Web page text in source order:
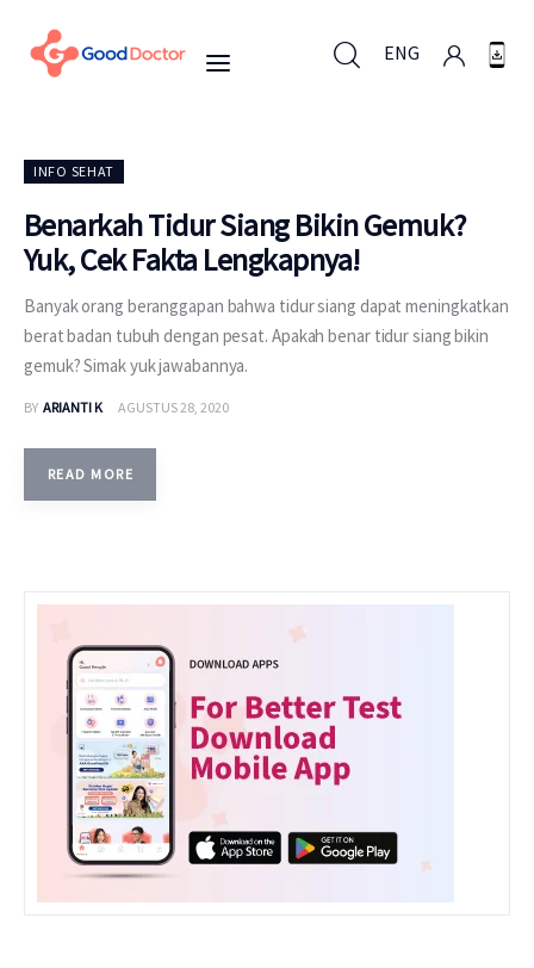
ENG
Untuk Bisnis
Untuk Anda
Berita
Layanan
INFO SEHAT
Benarkah Tidur Siang Bikin Gemuk?
Yuk, Cek Fakta Lengkapnya!
Banyak orang beranggapan bahwa tidur siang dapat meningkatkan
berat badan tubuh dengan pesat. Apakah benar tidur siang bikin
gemuk? Simak yuk jawabannya.
BY ARIANTI K AGUSTUS 28, 2020
READ MORE